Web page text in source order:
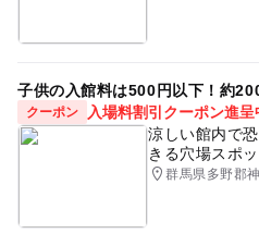
子供の入館料は500円以下！約
クーポン
入場料割引クーポン進呈
涼しい館内で
きる穴場スポッ
群馬県多野郡